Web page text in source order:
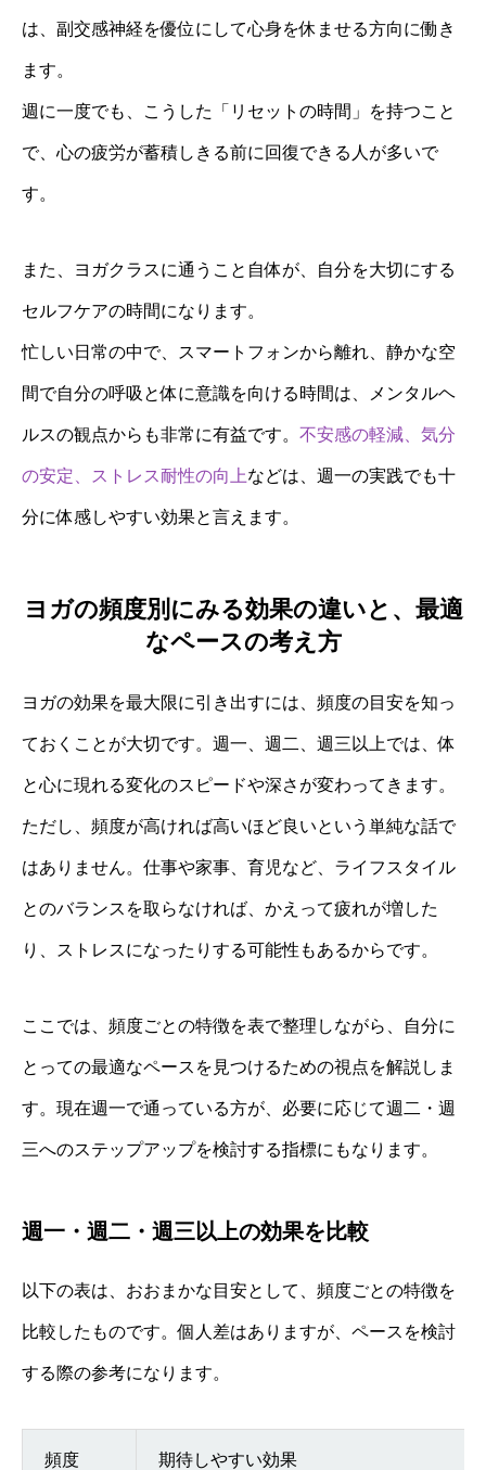
は、副交感神経を優位にして心身を休ませる方向に働き
ます。
週に一度でも、こうした「リセットの時間」を持つこと
で、心の疲労が蓄積しきる前に回復できる人が多いで
す。
また、ヨガクラスに通うこと自体が、自分を大切にする
セルフケアの時間になります。
忙しい日常の中で、スマートフォンから離れ、静かな空
間で自分の呼吸と体に意識を向ける時間は、メンタルヘ
ルスの観点からも非常に有益です。 不安感の軽減、気分
の安定、ストレス耐性の向上などは、週一の実践でも十
分に体感しやすい効果と言えます。
ヨガの頻度別にみる効果の違いと、最適
なペースの考え方
ヨガの効果を最大限に引き出すには、頻度の目安を知っ
ておくことが大切です。週一、週二、週三以上では、体
と心に現れる変化のスピードや深さが変わってきます。
ただし、頻度が高ければ高いほど良いという単純な話で
はありません。仕事や家事、育児など、ライフスタイル
とのバランスを取らなければ、かえって疲れが増した
り、ストレスになったりする可能性もあるからです。
ここでは、頻度ごとの特徴を表で整理しながら、自分に
とっての最適なペースを見つけるための視点を解説しま
す。現在週一で通っている方が、必要に応じて週二・週
三へのステップアップを検討する指標にもなります。
週一・週二・週三以上の効果を比較
以下の表は、おおまかな目安として、頻度ごとの特徴を
比較したものです。個人差はありますが、ペースを検討
する際の参考になります。
頻度 期待しやすい効果